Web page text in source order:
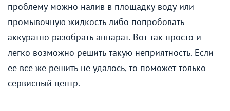
проблему можно налив в площадку воду или
промывочную жидкость либо попробовать
аккуратно разобрать аппарат. Вот так просто и
легко возможно решить такую неприятность. Если
её всё же решить не удалось, то поможет только
сервисный центр.